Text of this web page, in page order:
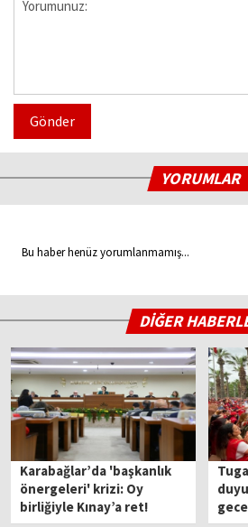
Gönder
YORUMLAR
Bu haber henüz yorumlanmamış...
DİĞER
Karabağlar’da 'başkanlık
önergeleri' krizi: Oy
birliğiyle Kınay’a ret!